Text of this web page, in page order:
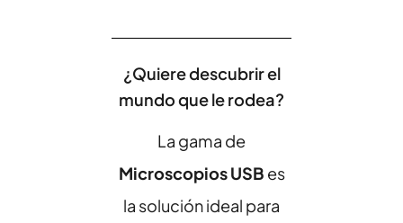
¿Quiere descubrir el
mundo que le rodea?
La gama de
Microscopios USB es
la solución ideal para